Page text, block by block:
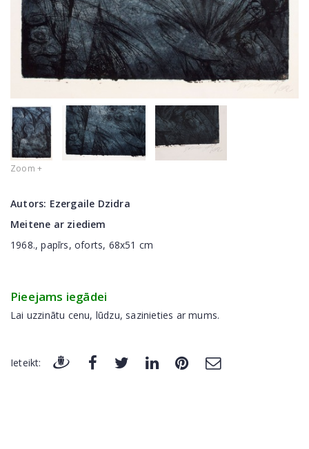
Zoom +
Autors: Ezergaile Dzidra
Meitene ar ziediem
1968., papīrs, oforts, 68x51 cm
Pieejams iegādei
Lai uzzinātu cenu, lūdzu, sazinieties ar mums.
Ieteikt: